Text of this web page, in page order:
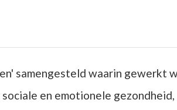
samengesteld waarin gewerkt
en emotionele